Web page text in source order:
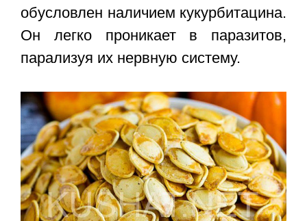
обусловлен наличием кукурбитацина.
Он легко проникает в паразитов,
парализуя их нервную систему.